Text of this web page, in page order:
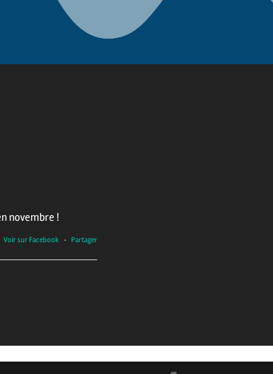
novembre !
Voir sur Facebook · Partager